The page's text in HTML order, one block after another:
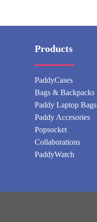
Products
PaddyCases
Bags & Backpacks
Paddy Laptop Bags
Paddy Accesories
Popsocket
Collaborations
PaddyWatch